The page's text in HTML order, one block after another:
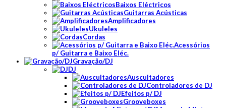
Baixos Eléctricos
Guitarras Acústicas
Amplificadores
Ukuleles
Cordas
Acessórios
p/ Guitarra e Baixo Eléc.
Gravação/DJ
DJ
Auscultadores
Controladores de DJ
Efeitos p/ DJ
Grooveboxes